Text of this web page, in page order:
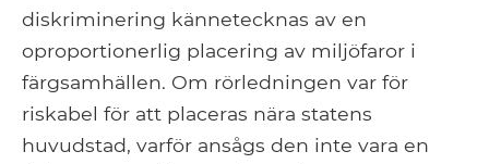
diskriminering kännetecknas av en
oproportionerlig placering av miljöfaror i
färgsamhällen. Om rörledningen var för
riskabel för att placeras nära statens
huvudstad, varför ansågs den inte vara en